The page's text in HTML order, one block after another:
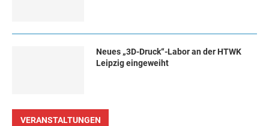
Neues „3D-Druck“-Labor an der HTWK
Leipzig eingeweiht
VERANSTALTUNGEN